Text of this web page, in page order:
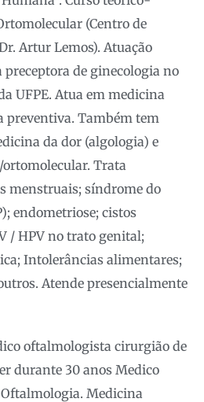
(Centro de
Artur Lemos). Atuação
de ginecologia no
UFPE. Atua em medicina
preventiva. Também tem
da dor (algologia) e
Trata
menstruais; síndrome do
endometriose; cistos
/ HPV no trato genital;
Intolerâncias alimentares;
Atende presencialmente
oftalmologista cirurgião de
durante 30 anos Medico
Medicina